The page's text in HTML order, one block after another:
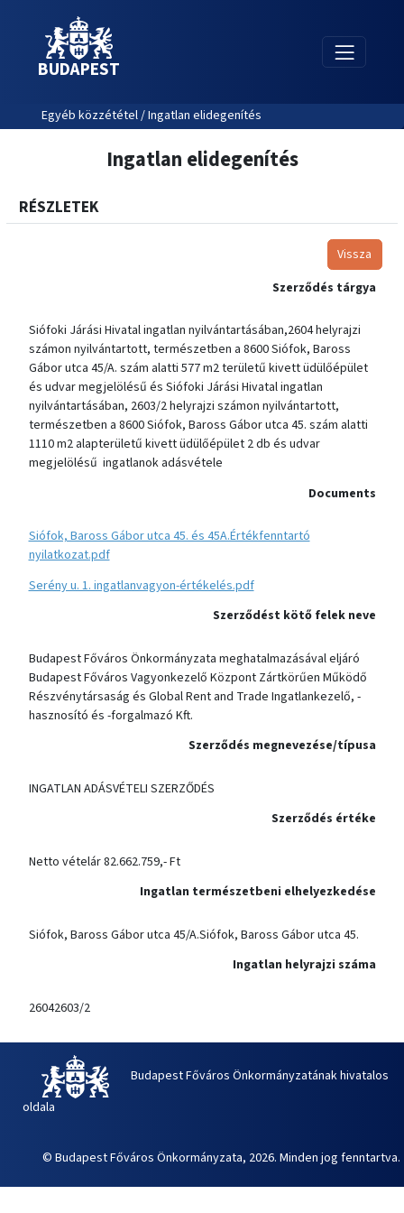
BUDAPEST
Egyéb közzététel / Ingatlan elidegenítés
Ingatlan elidegenítés
RÉSZLETEK
Vissza
Szerződés tárgya
Siófoki Járási Hivatal ingatlan nyilvántartásában,2604 helyrajzi
számon nyilvántartott, természetben a 8600 Siófok, Baross
Gábor utca 45/A. szám alatti 577 m2 területű kivett üdülőépület
és udvar megjelölésű és Siófoki Járási Hivatal ingatlan
nyilvántartásában, 2603/2 helyrajzi számon nyilvántartott,
természetben a 8600 Siófok, Baross Gábor utca 45. szám alatti
1110 m2 alapterületű kivett üdülőépület 2 db és udvar
megjelölésű ingatlanok adásvétele
Documents
Siófok, Baross Gábor utca 45. és 45A.Értékfenntartó
nyilatkozat.pdf
Serény u. 1. ingatlanvagyon-értékelés.pdf
Szerződést kötő felek neve
Budapest Főváros Önkormányzata meghatalmazásával eljáró
Budapest Főváros Vagyonkezelő Központ Zártkörűen Működő
Részvénytársaság és Global Rent and Trade Ingatlankezelő, -
hasznosító és -forgalmazó Kft.
Szerződés megnevezése/típusa
INGATLAN ADÁSVÉTELI SZERZŐDÉS
Szerződés értéke
Netto vételár 82.662.759,- Ft
Ingatlan természetbeni elhelyezkedése
Siófok, Baross Gábor utca 45/A.Siófok, Baross Gábor utca 45.
Ingatlan helyrajzi száma
26042603/2
Budapest Főváros Önkormányzatának hivatalos
oldala
© Budapest Főváros Önkormányzata, 2026. Minden jog fenntartva.